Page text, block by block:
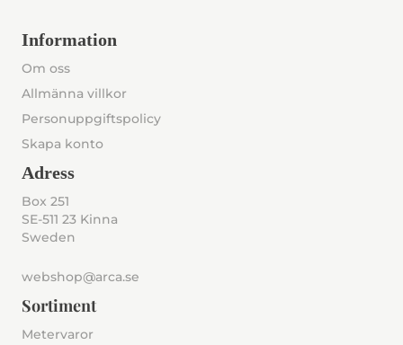
Information
Om oss
Allmänna villkor
Personuppgiftspolicy
Skapa konto
Adress
Box 251
SE-511 23 Kinna
Sweden
webshop@arca.se
Sortiment
Metervaror